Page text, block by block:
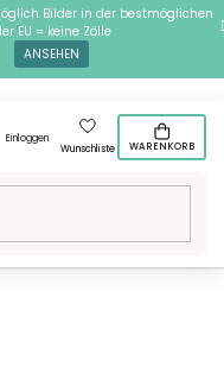
Bilder in der bestmöglichen
EU = keine Zölle
ANSEHEN
Einloggen
Wunschliste
WARENKORB